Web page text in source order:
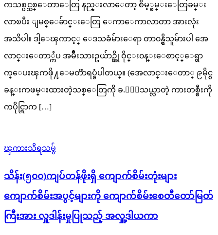
ကသစ္ပင္သစ္‌ေတာေတြ နည္းလာေတာ့ စိမ့္စမ္းေတြခမ္း
လာၿပီး ျမစ္ေခ်ာင္းေတြ ေကာေကာလာတာ အားလုံး
အသိပါ။ ဒါ့ေၾကာင့္ ေဒသခံမ်ား​ေရာ တာ၀န္ရွိသူမ်ားပါ အေ
လာင္းေတာ္ကႆပ အမ်ိဳးသားဥယ်ာဥ္ကို ဝိုင္း၀န္းေစာင့္ေရွာ
က္ေပးၾကဖို႔​ေမတၱာရပ္ခံပါတယ္။ (အေလာင္းေတာ္ ၉မိုင္စ
ခန္းကဖမ္းထားတဲ့သစ္ေတြကို ခ.ိုးသယ္လာတဲ့ ကားတစ္စီးကို
ကပိုင္ရြာက […]
ၾကားသိရသမွ်
သိန်း(၅၀၀)ကျပ်တန်ဖိုးရှိ ကျောက်စိမ်းတုံးများ
ကျောက်စိမ်းအပွင့်များကို ကျောက်စိမ်းစေတီတော်မြတ်
ကြီးအား လှူဒါန်းမှုပြုသည့် အလှူ့ဒါယကာ